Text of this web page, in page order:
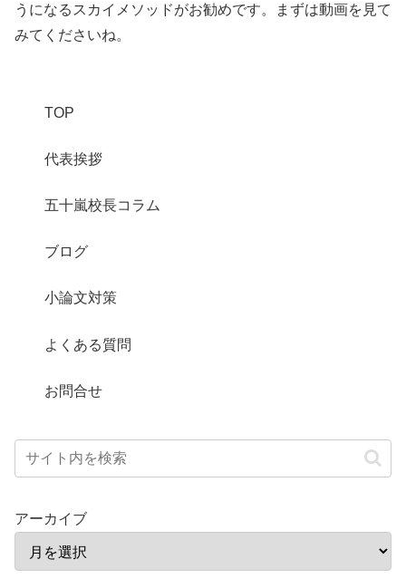
うになるスカイメソッドがお勧めです。まずは動画を見て
みてくださいね。
TOP
代表挨拶
五十嵐校長コラム
ブログ
小論文対策
よくある質問
お問合せ
アーカイブ